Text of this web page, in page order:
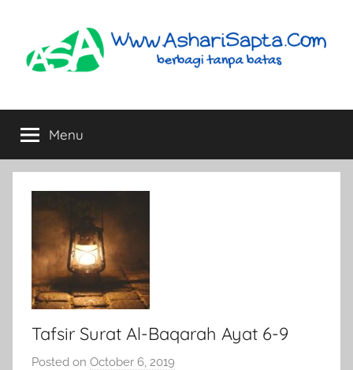
content
AshariSapta.Com
Batas
Menu
Tafsir Surat Al-Baqarah Ayat 6-9
Posted on October 6, 2019